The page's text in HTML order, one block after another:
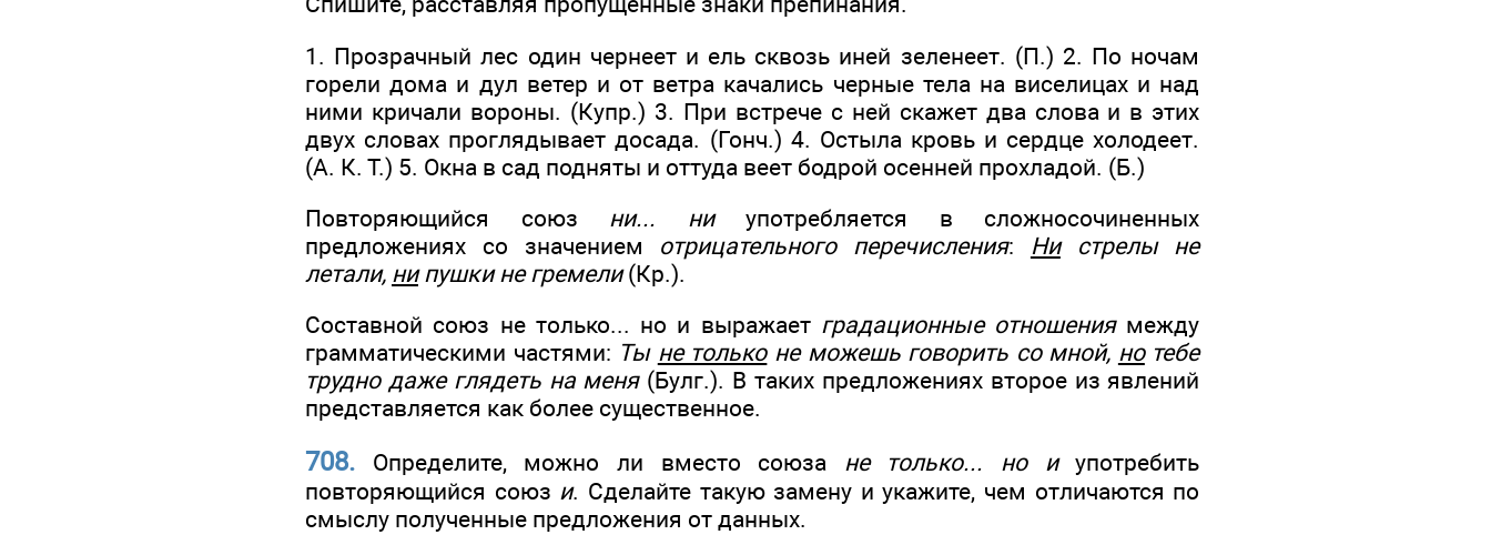
1. Прозрачный лес один чернеет и ель сквозь иней зеленеет. (П.) 2. По ночам
горели дома и дул ветер и от ветра качались черные тела на виселицах и над
ними кричали вороны. (Купр.) 3. При встрече с ней скажет два слова и в этих
двух словах проглядывает досада. (Гонч.) 4. Остыла кровь и сердце холодеет.
(А. К. Т.) 5. Окна в сад подняты и оттуда веет бодрой осенней прохладой. (Б.)
Повторяющийся союз ни... ниупотребляется в сложносочиненных
предложениях со значением отрицательного перечисления: Нистрелы не
летали, нипушки не гремели(Кр.).
Составной союз не только... но и выражает градационные отношениямежду
грамматическими частями: Ты не тольконе можешь говорить со мной, нотебе
трудно даже глядеть на меня(Булг.). В таких предложениях второе из явлений
представляется как более существенное.
708. Определите, можно ли вместо союза не только... но иупотребить
повторяющийся союз и. Сделайте такую замену и укажите, чем отличаются по
смыслу полученные предложения от данных.